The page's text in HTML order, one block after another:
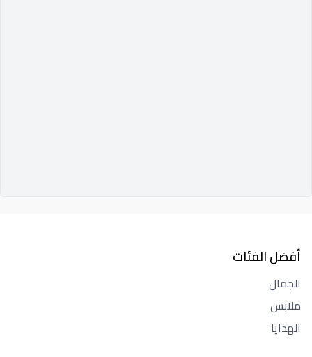
أفضل الفئات
الجمال
ملابس
الهدايا